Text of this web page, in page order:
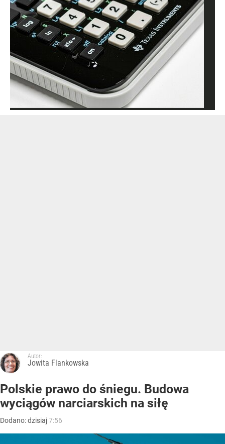
Autor:
Jowita Flankowska
Polskie prawo do śniegu. Budowa
wyciągów narciarskich na siłę
Dodano:dzisiaj7:56